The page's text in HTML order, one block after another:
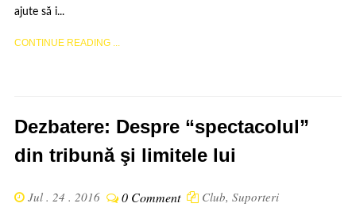
ajute să i...
CONTINUE READING ...
Dezbatere: Despre “spectacolul”
din tribună şi limitele lui
Jul . 24 . 2016 0 Comment Club, Suporteri